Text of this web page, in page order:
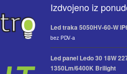
Izdvojeno iz
Led traka 5050HV-60-W
bez PDV-a
Led panel Ledo 30 18W
1350Lm/6400K Brilight